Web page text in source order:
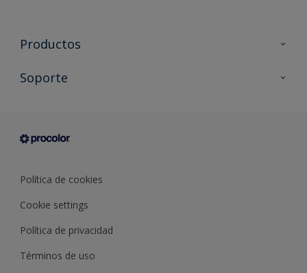
Productos
Todos los productos
Condiciones generales de venta
Soporte
Sobre Procolor
Política de cookies
Cookie settings
Política de privacidad
Términos de uso